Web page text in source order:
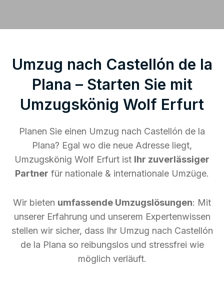
Umzug nach Castellón de la
Plana – Starten Sie mit
Umzugskönig Wolf Erfurt
Planen Sie einen Umzug nach Castellón de la
Plana? Egal wo die neue Adresse liegt,
Umzugskönig Wolf Erfurt ist Ihr zuverlässiger
Partner für nationale & internationale Umzüge.
Wir bieten umfassende Umzugslösungen: Mit
unserer Erfahrung und unserem Expertenwissen
stellen wir sicher, dass Ihr Umzug nach Castellón
de la Plana so reibungslos und stressfrei wie
möglich verläuft.